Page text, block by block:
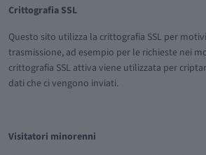
Crittografia SSL
Questo sito utilizza la crittografia SSL per
trasmissione, ad esempio per le richieste nei
crittografia SSL attiva viene utilizzata per
dati che ci vengono inviati.
Visitatori minorenni